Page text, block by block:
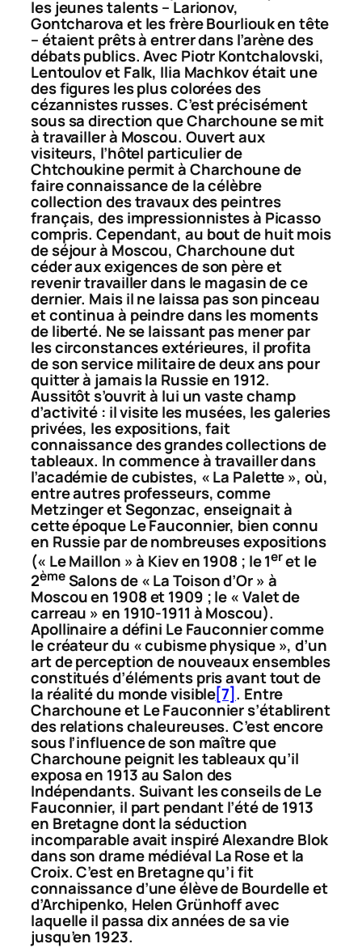
les jeunes talents – Larionov,
Gontcharova et les frère Bourliouk en tête
– étaient prêts à entrer dans l’arène des
débats publics. Avec Piotr Kontchalovski,
Lentoulov et Falk, Ilia Machkov était une
des figures les plus colorées des
cézannistes russes. C’est précisément
sous sa direction que Charchoune se mit
à travailler à Moscou. Ouvert aux
visiteurs, l’hôtel particulier de
Chtchoukine permit à Charchoune de
faire connaissance de la célèbre
collection des travaux des peintres
français, des impressionnistes à Picasso
compris. Cependant, au bout de huit mois
de séjour à Moscou, Charchoune dut
céder aux exigences de son père et
revenir travailler dans le magasin de ce
dernier. Mais il ne laissa pas son pinceau
et continua à peindre dans les moments
de liberté. Ne se laissant pas mener par
les circonstances extérieures, il profita
de son service militaire de deux ans pour
quitter à jamais la Russie en 1912.
Aussitôt s’ouvrit à lui un vaste champ
d’activité : il visite les musées, les galeries
privées, les expositions, fait
connaissance des grandes collections de
tableaux. In commence à travailler dans
l’académie de cubistes, « La Palette », où,
entre autres professeurs, comme
Metzinger et Segonzac, enseignait à
cette époque Le Fauconnier, bien connu
en Russie par de nombreuses expositions
(« Le Maillon » à Kiev en 1908 ; le 1eret le
2èmeSalons de « La Toison d’Or » à
Moscou en 1908 et 1909 ; le « Valet de
carreau » en 1910-1911 à Moscou).
Apollinaire a défini Le Fauconnier comme
le créateur du « cubisme physique », d’un
art de perception de nouveaux ensembles
constitués d’éléments pris avant tout de
la réalité du monde visible[7]. Entre
Charchoune et Le Fauconnier s’établirent
des relations chaleureuses. C’est encore
sous l’influence de son maître que
Charchoune peignit les tableaux qu’il
exposa en 1913 au Salon des
Indépendants. Suivant les conseils de Le
Fauconnier, il part pendant l’été de 1913
en Bretagne dont la séduction
incomparable avait inspiré Alexandre Blok
dans son drame médiéval La Rose et la
Croix. C’est en Bretagne qu’i fit
connaissance d’une élève de Bourdelle et
d’Archipenko, Helen Grünhoff avec
laquelle il passa dix années de sa vie
jusqu’en 1923.